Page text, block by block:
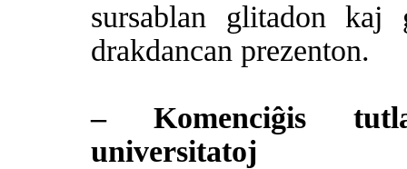
sursablan glitadon
drakdancan prezenton.
– Komenciĝis
universitatoj